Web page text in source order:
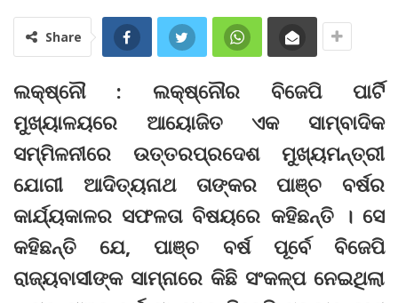
Share
ଲକ୍ଷ୍ନୌ : ଲକ୍ଷ୍ନୌର ବିଜେପି ପାର୍ଟି
ମୁଖ୍ୟାଳୟରେ ଆୟୋଜିତ ଏକ ସାମ୍ବାଦିକ
ସମ୍ମିଳନୀରେ ଉତ୍ତରପ୍ରଦେଶ ମୁଖ୍ୟମନ୍ତ୍ରୀ
ଯୋଗୀ ଆଦିତ୍ୟନାଥ ତାଙ୍କର ପାଞ୍ଚ ବର୍ଷର
କାର୍ଯ୍ୟକାଳର ସଫଳତା ବିଷୟରେ କହିଛନ୍ତି । ସେ
କହିଛନ୍ତି ଯେ, ପାଞ୍ଚ ବର୍ଷ ପୂର୍ବେ ବିଜେପି
ରାଜ୍ୟବାସୀଙ୍କ ସାମ୍ନାରେ କିଛି ସଂକଳ୍ପ ନେଇଥିଲା